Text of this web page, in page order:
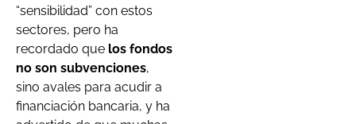
“sensibilidad” con estos
sectores, pero ha
recordado que los fondos
no son subvenciones,
sino avales para acudir a
financiación bancaria, y ha